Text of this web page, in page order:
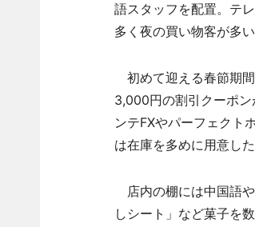
語スタッフを配置。テ
多く夜の買い物客が多
初めて迎える春節期
3,000円の割引クーポ
ンテFXやパーフェクト
は在庫を多めに用意した
店内の棚には中国語
しシート」など菓子を